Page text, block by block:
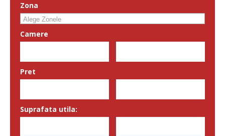
Zona
Camere
Pret
Suprafata utila: